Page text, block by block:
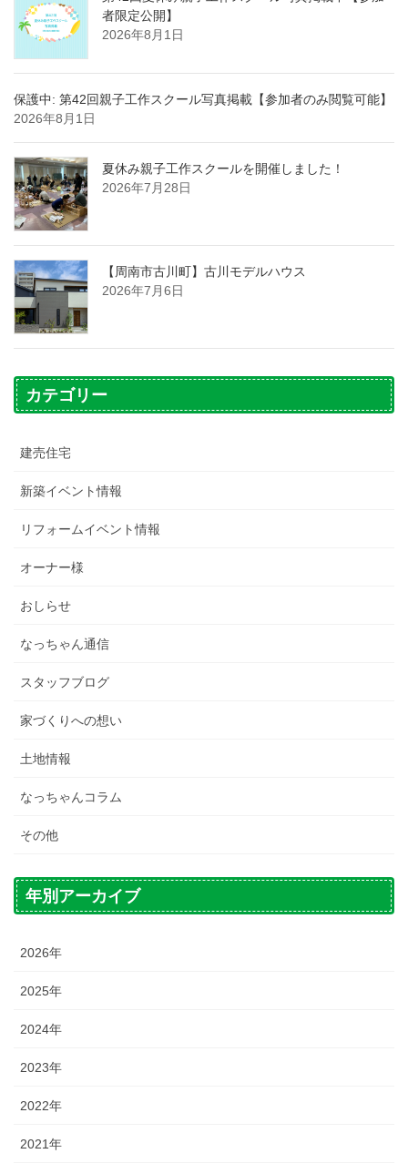
者限定公開】
2026年8月1日
保護中: 第42回親子工作スクール写真掲載【参加者のみ閲覧可能】
2026年8月1日
夏休み親子工作スクールを開催しました！
2026年7月28日
【周南市古川町】古川モデルハウス
2026年7月6日
カテゴリー
建売住宅
新築イベント情報
リフォームイベント情報
オーナー様
おしらせ
なっちゃん通信
スタッフブログ
家づくりへの想い
土地情報
なっちゃんコラム
その他
年別アーカイブ
2026年
2025年
2024年
2023年
2022年
2021年